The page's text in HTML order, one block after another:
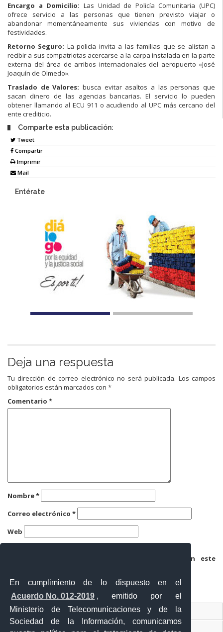
En cumplimiento de lo dispuesto en el
Acuerdo No. 012-2019 , emitido por el
Ministerio de Telecomunicaciones y de la
Sociedad de la Información, comunicamos
Encargo a Domicilio: Las Unidad de Policía Comunitaria (UPC)
ofrece servicio a las personas que tienen previsto viajar o
abandonar momentáneamente sus viviendas con motivo de
festividades.
Retorno Seguro: La policía invita a las familias que se alistan a
recibir a sus compatriotas acercarse a la carpa instalada en la parte
externa del área de arribos internacionales del aeropuerto «José
Joaquín de Olmedo».
Traslado de Valores: busca evitar asaltos a las personas que
sacan dinero de las agencias bancarias. El servicio lo pueden
obtener llamando al ECU 911 o acudiendo al UPC más cercano del
ente crediticio.
Comparte esta publicación:
Tweet
Compartir
Imprimir
Mail
Entérate
Deja una respuesta
Tu dirección de correo electrónico no será publicada. Los campos
obligatorios están marcados con *
Comentario *
Nombre*
Correo electrónico *
Web
Guarda mi nombre, correo electrónico y web en este
Ventanilla Única Virtual
Ventanilla Única de Comercio Exterior